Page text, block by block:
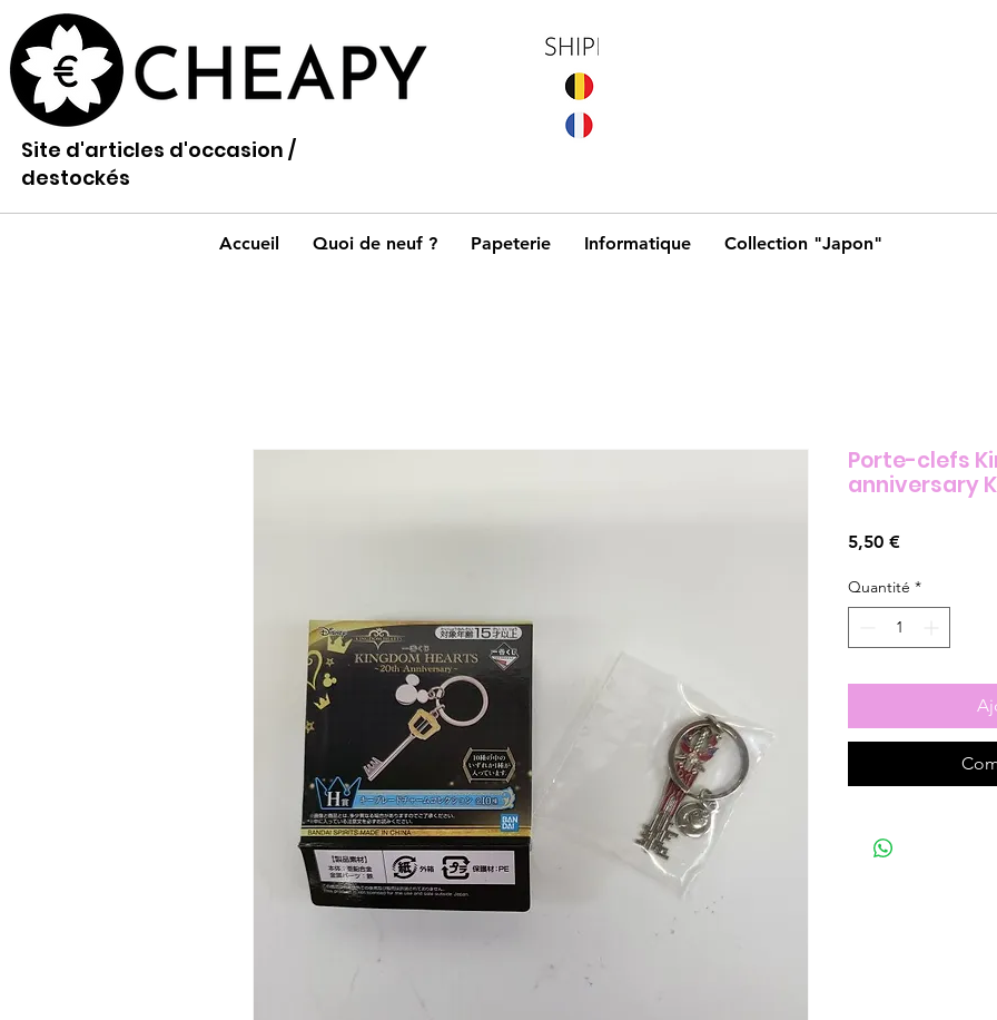
Site d'articles d'occasion /
destockés
Accueil Quoi de neuf ? Papeterie Informatique Collection "Japon"
Porte-clefs
anniversary
5,50 €Prix
Quantité *